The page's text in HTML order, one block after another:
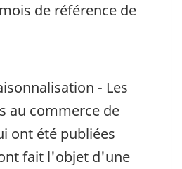
de référence de
- Les
au commerce de
ont été publiées
fait l'objet d'une